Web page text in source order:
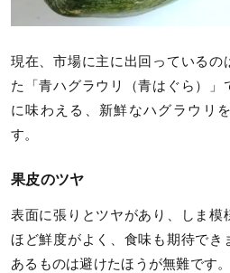
現在、市場に主に出回っているの
た「青ハグラウリ（青はぐら）」
に味わえる、新鮮なハグラウリ
す。
果皮のツヤ
表面に張りとツヤがあり、しま模
ほど鮮度がよく、食味も期待でき
あるものは避けたほうが無難です。